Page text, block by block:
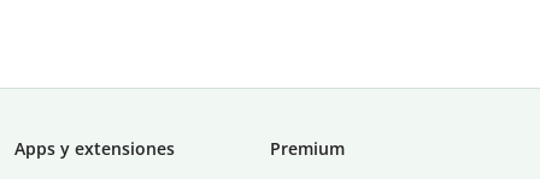
Apps y extensiones
Premium